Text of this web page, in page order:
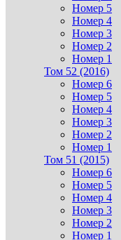
Номер 5
Номер 4
Номер 3
Номер 2
Номер 1
Том 52 (2016)
Номер 6
Номер 5
Номер 4
Номер 3
Номер 2
Номер 1
Том 51 (2015)
Номер 6
Номер 5
Номер 4
Номер 3
Номер 2
Номер 1